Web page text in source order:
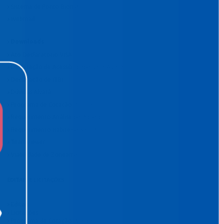
Declaração de Acessibilidade para Alvará
Declaração de ITBI